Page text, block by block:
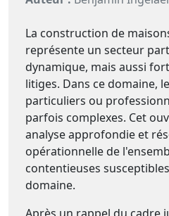
La construction de
représente un secteur
dynamique, mais aussi
litiges. Dans ce domaine,
particuliers ou
parfois complexes. Cet
analyse approfondie et
opérationnelle de
contentieuses
domaine.